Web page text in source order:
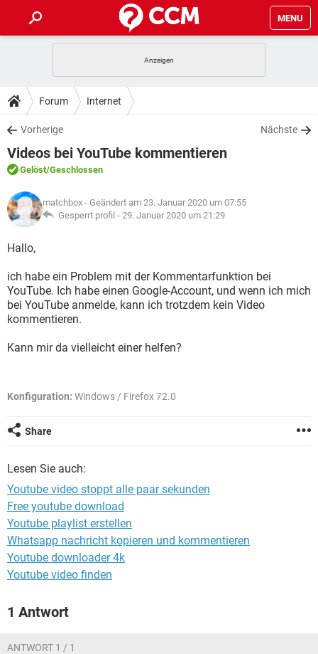
MENU
ANDROID
WINDOWS 10
WHATSAPP TIKTOK
FACEBOOK
TIPPS & TRICKS
SPIELE
WINDOWS 10
WHATSAPP
FACEBOOK HARDWARE
DOWNLOADS
SPIELE STREAMING
ANDROID
WINDOWS 10 INSTAGRAM
WHATSAPP
FACEBOOK
FORUM
SPIELE
ANDROID IOS
FACEBOOK HARDWARE
LEXIKON
SPIELE
ANDROID
WINDOWS 10 INSTAGRAM
WHATSAPP TIKTOK
FACEBOOK
Forum Internet
Vorherige Nächste
Videos bei YouTube kommentieren
Gelöst/Geschlossen
matchbox - Geändert am 23. Januar 2020 um 07:55
Gesperrt profil - 29. Januar 2020 um 21:29
Hallo,
ich habe ein Problem mit der Kommentarfunktion bei
YouTube. Ich habe einen Google-Account, und wenn ich mich
bei YouTube anmelde, kann ich trotzdem kein Video
kommentieren.
Kann mir da vielleicht einer helfen?
Konfiguration: Windows / Firefox 72.0
Share
Lesen Sie auch:
Youtube video stoppt alle paar sekunden
Free youtube download
Youtube playlist erstellen
Whatsapp nachricht kopieren und kommentieren
Youtube downloader 4k
Youtube video finden
1 Antwort
ANTWORT 1 / 1